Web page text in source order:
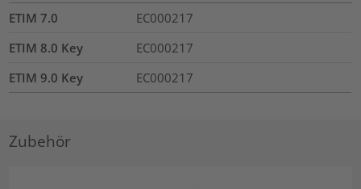
ETIM 7.0
EC000217
ETIM 8.0 Key
EC000217
ETIM 9.0 Key
EC000217
Zubehör